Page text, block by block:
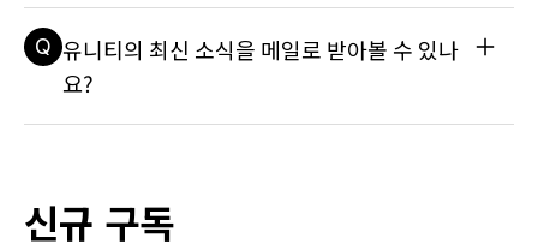
쉽고 빠르게 접하실 수 있습니다.
A
팅 신청, 특정 리소스 다운로드, 이벤트 참여 등을 위해서는 간
단한 정보 입력이 필요할 수 있습니다.
Q 유니티의 최신 소식을 메일로 받아볼 수 있나
요?
신규 구독